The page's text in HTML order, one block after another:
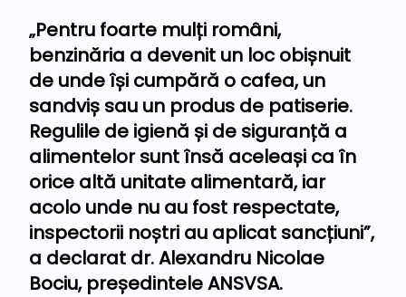
„Pentru foarte mulți români,
benzinăria a devenit un loc obișnuit
de unde își cumpără o cafea, un
sandviș sau un produs de patiserie.
Regulile de igienă și de siguranță a
alimentelor sunt însă aceleași ca în
orice altă unitate alimentară, iar
acolo unde nu au fost respectate,
inspectorii noștri au aplicat sancțiuni”,
a declarat dr. Alexandru Nicolae
Bociu, președintele ANSVSA.